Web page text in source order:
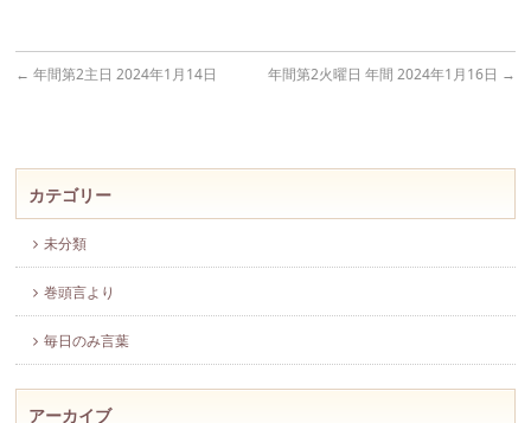
← 年間第2主日 2024年1月14日 年間第2火曜日 年間 2024年1月16日 →
カテゴリー
未分類
巻頭言より
毎日のみ言葉
アーカイブ